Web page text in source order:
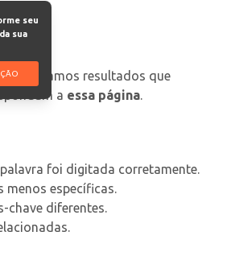
seu
sua
resultados que
a essa página.
foi digitada corretamente.
menos específicas.
chave diferentes.